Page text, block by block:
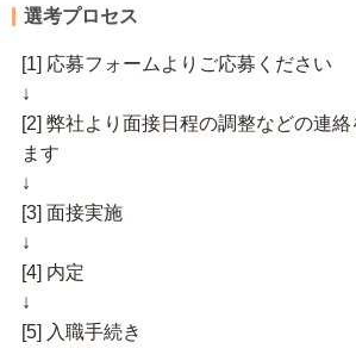
選考プロセス
[1] 応募フォームよりご応募ください
↓
[2] 弊社より面接日程の調整などの連
ます
↓
[3] 面接実施
↓
[4] 内定
↓
[5] 入職手続き